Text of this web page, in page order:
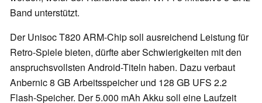
Band unterstützt.
Der Unisoc T820 ARM-Chip soll ausreichend Leistung für
Retro-Spiele bieten, dürfte aber Schwierigkeiten mit den
anspruchsvollsten Android-Titeln haben. Dazu verbaut
Anbernic 8 GB Arbeitsspeicher und 128 GB UFS 2.2
Flash-Speicher. Der 5.000 mAh Akku soll eine Laufzeit